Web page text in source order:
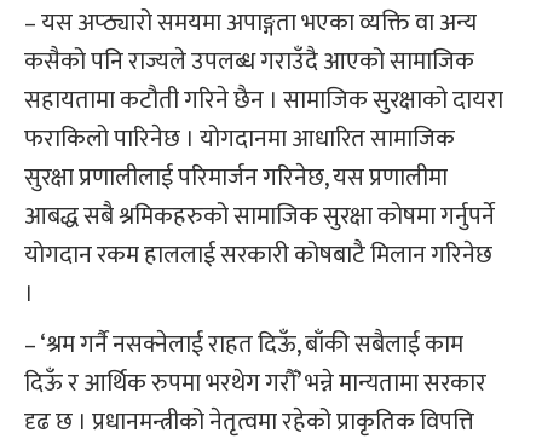
– यस अप्ठ्यारो समयमा अपाङ्गता भएका व्यक्ति वा अन्य
कसैको पनि राज्यले उपलब्ध गराउँदै आएको सामाजिक
सहायतामा कटौती गरिने छैन । सामाजिक सुरक्षाको दायरा
फराकिलो पारिनेछ । योगदानमा आधारित सामाजिक
सुरक्षा प्रणालीलाई परिमार्जन गरिनेछ, यस प्रणालीमा
आबद्ध सबै श्रमिकहरुको सामाजिक सुरक्षा कोषमा गर्नुपर्ने
योगदान रकम हाललाई सरकारी कोषबाटै मिलान गरिनेछ
।
– ‘श्रम गर्नै नसक्नेलाई राहत दिऊँ, बाँकी सबैलाई काम
दिऊँ र आर्थिक रुपमा भरथेग गरौँ’ भन्ने मान्यतामा सरकार
दृढ छ । प्रधानमन्त्रीको नेतृत्वमा रहेको प्राकृतिक विपत्ति